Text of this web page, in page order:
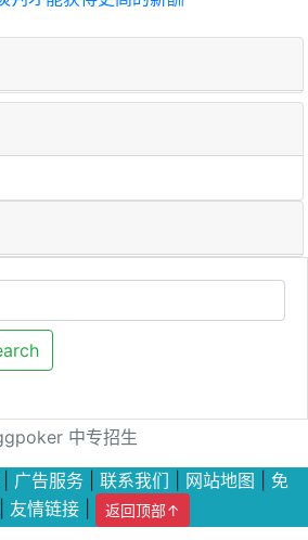
中专招生
广告服务| 联系我们 网站地图
免
友情链接| 返回顶部↑